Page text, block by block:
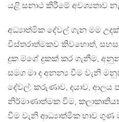
යළි සනාථ කිරීමේ අවශ්‍යතාව
අධ්‍යාත්මික දේවල් ගැන මම
විස්තරාත්මකව කිවහොත්,
දුක මගේ දුකක් කර ගැනීම,
සමග මා ද අනන්‍ය වීම වැනි
දේවල්: කරුණාව, දයාව, ආලය
නිර්මාණාත්මක වීම,
වීම වැනි ආධ්‍යාත්මික භාව ගුණ